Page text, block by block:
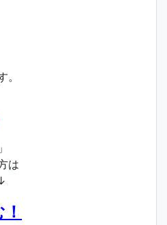
は